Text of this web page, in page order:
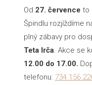
Od 27. července to
Špindlu rozjíždíme
plný zábavy pro
Teta Irča. Akce se
12.00 do 17.00.
telefonu: 734 156